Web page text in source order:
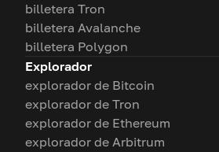
billetera Tron
billetera Avalanche
billetera Polygon
Explorador
explorador de Bitcoin
explorador de Tron
explorador de Ethereum
explorador de Arbitrum